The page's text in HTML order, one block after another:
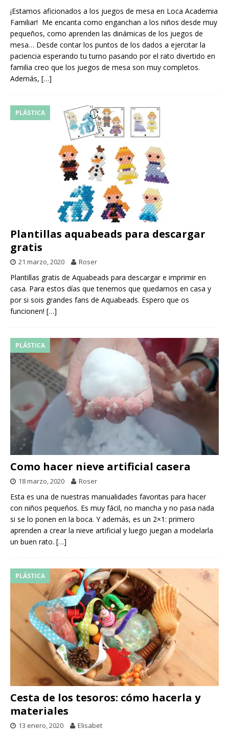
¡Estamos aficionados a los juegos de mesa en Loca Academia
Familiar! Me encanta como enganchan a los niños desde muy
pequeños, como aprenden las dinámicas de los juegos de
mesa… Desde contar los puntos de los dados a ejercitar la
paciencia esperando tu turno pasando por el rato divertido en
familia creo que los juegos de mesa son muy completos.
Además, […]
PLÁSTICA
Plantillas aquabeads para descargar
gratis
21 marzo, 2020 Roser
Plantillas gratis de Aquabeads para descargar e imprimir en
casa. Para estos días que tenemos que quedarnos en casa y
por si sois grandes fans de Aquabeads. Espero que os
funcionen! […]
PLÁSTICA
Como hacer nieve artificial casera
18 marzo, 2020 Roser
Esta es una de nuestras manualidades favoritas para hacer
con niños pequeños. Es muy fácil, no mancha y no pasa nada
si se lo ponen en la boca. Y además, es un 2×1: primero
aprenden a crear la nieve artificial y luego juegan a modelarla
un buen rato. […]
PLÁSTICA
Cesta de los tesoros: cómo hacerla y
materiales
13 enero, 2020 Elisabet